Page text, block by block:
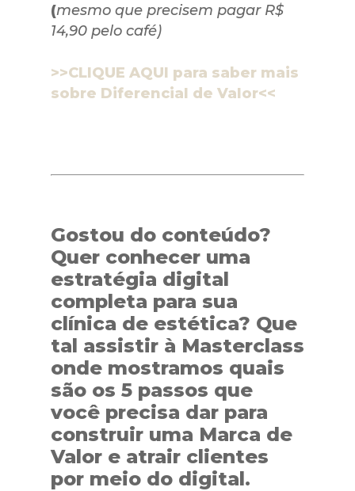
(mesmo que precisem pagar R$
14,90 pelo café)
>>CLIQUE AQUI para saber mais
sobre Diferencial de Valor<<
Gostou do conteúdo?
Quer conhecer uma
estratégia digital
completa para sua
clínica de estética? Que
tal assistir à Masterclass
onde mostramos quais
são os 5 passos que
você precisa dar para
construir uma Marca de
Valor e atrair clientes
por meio do digital.